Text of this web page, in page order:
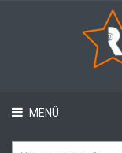
MENÜ